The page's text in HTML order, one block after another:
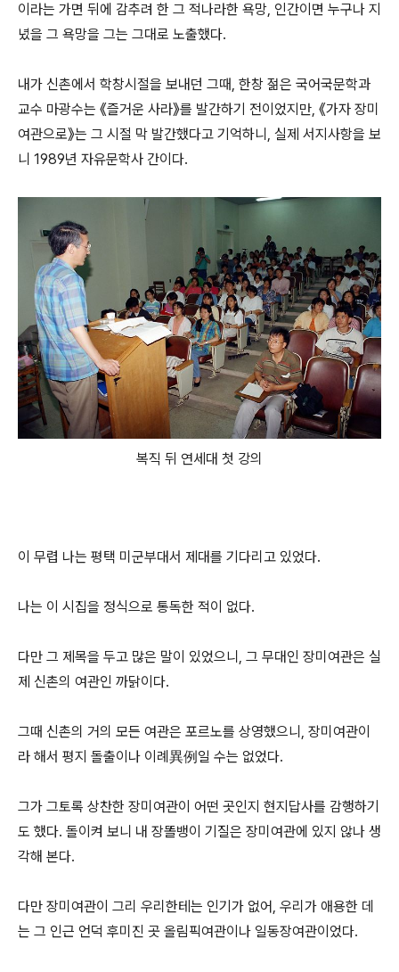
이라는 가면 뒤에 감추려 한 그 적나라한 욕망, 인간이면 누구나 지
녔을 그 욕망을 그는 그대로 노출했다.
내가 신촌에서 학창시절을 보내던 그때, 한창 젊은 국어국문학과
교수 마광수는 《즐거운 사라》를 발간하기 전이었지만, 《가자 장미
여관으로》는 그 시절 막 발간했다고 기억하니, 실제 서지사항을 보
니 1989년 자유문학사 간이다.
복직 뒤 연세대 첫 강의
이 무렵 나는 평택 미군부대서 제대를 기다리고 있었다.
나는 이 시집을 정식으로 통독한 적이 없다.
다만 그 제목을 두고 많은 말이 있었으니, 그 무대인 장미여관은 실
제 신촌의 여관인 까닭이다.
그때 신촌의 거의 모든 여관은 포르노를 상영했으니, 장미여관이
라 해서 평지 돌출이나 이례異例일 수는 없었다.
그가 그토록 상찬한 장미여관이 어떤 곳인지 현지답사를 감행하기
도 했다. 돌이켜 보니 내 장똘뱅이 기질은 장미여관에 있지 않나 생
각해 본다.
다만 장미여관이 그리 우리한테는 인기가 없어, 우리가 애용한 데
는 그 인근 언덕 후미진 곳 올림픽여관이나 일동장여관이었다.